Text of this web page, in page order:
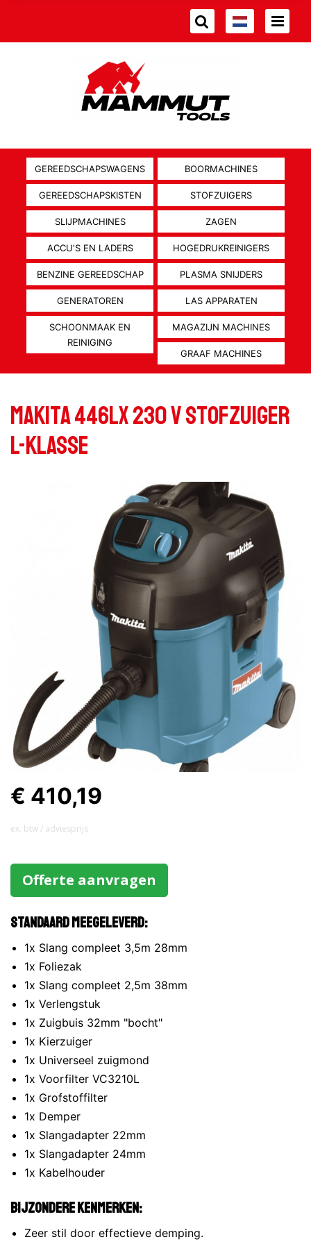
GEREEDSCHAPSWAGENS BOORMACHINES
GEREEDSCHAPSKISTEN STOFZUIGERS
SLIJPMACHINES ZAGEN
ACCU'S EN LADERS HOGEDRUKREINIGERS
BENZINE GEREEDSCHAP PLASMA SNIJDERS
GENERATOREN LAS APPARATEN
SCHOONMAAK EN
REINIGING
MAGAZIJN MACHINES
GRAAF MACHINES
Makita 446LX 230 V Stofzuiger
L-klasse
€ 410,19
ex. btw / adviesprijs
Offerte aanvragen
Standaard meegeleverd:
1x Slang compleet 3,5m 28mm
1x Foliezak
1x Slang compleet 2,5m 38mm
1x Verlengstuk
1x Zuigbuis 32mm "bocht"
1x Kierzuiger
1x Universeel zuigmond
1x Voorfilter VC3210L
1x Grofstoffilter
1x Demper
1x Slangadapter 22mm
1x Slangadapter 24mm
1x Kabelhouder
Bijzondere kenmerken:
Zeer stil door effectieve demping.